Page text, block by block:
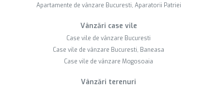
Apartamente de vânzare Bucuresti, Aparatorii Patriei
Vânzări case vile
Case vile de vânzare Bucuresti
Case vile de vânzare Bucuresti, Baneasa
Case vile de vânzare Mogosoaia
Vânzări terenuri